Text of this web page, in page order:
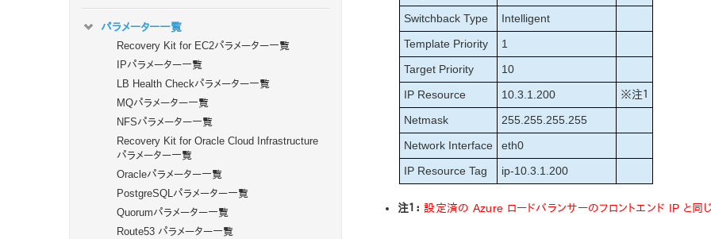
パラメーター一覧
Recovery Kit for EC2パラメーター一覧
IPパラメーター一覧
LB Health Checkパラメーター一覧
MQパラメーター一覧
NFSパラメーター一覧
Recovery Kit for Oracle Cloud Infrastructure
パラメーター一覧
Oracleパラメーター一覧
PostgreSQLパラメーター一覧
Quorumパラメーター一覧
Route53 パラメーター一覧
Switchback Type
Intelligent
Template Priority
1
Target Priority
10
IP Resource
10.3.1.200
※注１
Netmask
255.255.255.255
Network Interface
eth0
IP Resource Tag
ip-10.3.1.200
注１： 設定済の Azure ロードバランサーのフロントエンド IP と同